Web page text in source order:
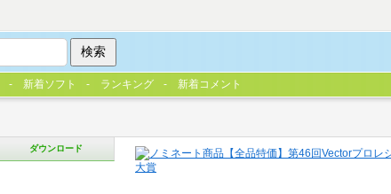
ダウンロード
新着ソフト ランキング 新着コメント